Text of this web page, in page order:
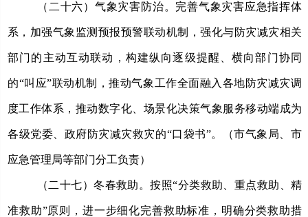
（二十六）气象灾害防治。 完善气象灾害应急指挥体
系，加强气象监测预报预警联动机制，强化与防灾减灾相关
部门的主动互动联动，构建纵向逐级提醒、横向部门协同
的“叫应”联动机制，推动气象工作全面融入各地防灾减灾调
度工作体系，推动数字化、场景化决策气象服务移动端成为
各级党委、政府防灾减灾救灾的“口袋书”。（市气象局、市
应急管理局等部门分工负责）
（二十七）冬春救助。按照“分类救助、重点救助、精
准救助”原则，进一步细化完善救助标准，明确分类救助措